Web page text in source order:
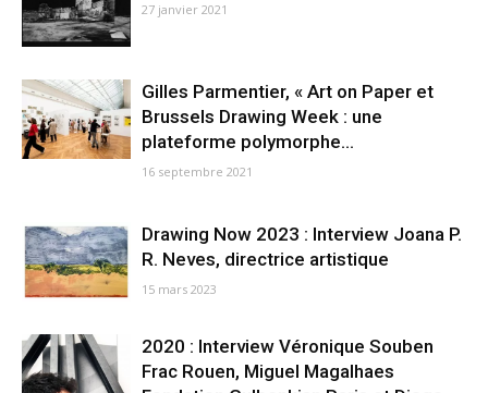
27 janvier 2021
Gilles Parmentier, « Art on Paper et
Brussels Drawing Week : une
plateforme polymorphe...
16 septembre 2021
Drawing Now 2023 : Interview Joana P.
R. Neves, directrice artistique
15 mars 2023
2020 : Interview Véronique Souben
Frac Rouen, Miguel Magalhaes